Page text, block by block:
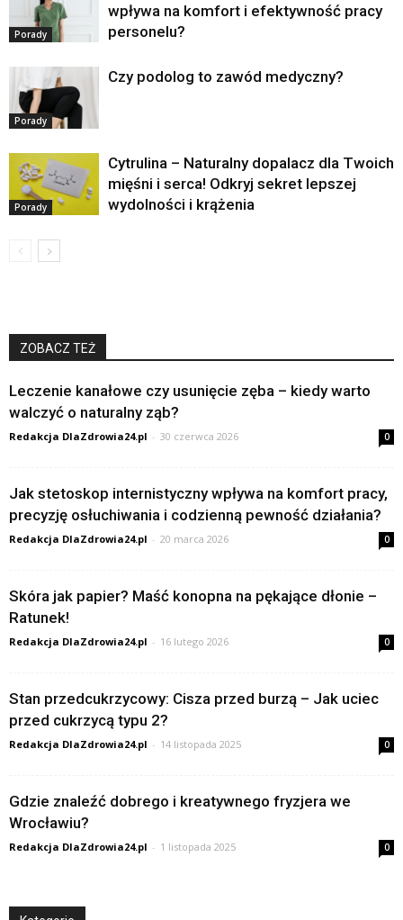
Porady
wpływa na komfort i efektywność pracy
personelu?
Porady
Czy podolog to zawód medyczny?
Porady
Cytrulina – Naturalny dopalacz dla Twoich
mięśni i serca! Odkryj sekret lepszej
wydolności i krążenia
ZOBACZ TEŻ
Leczenie kanałowe czy usunięcie zęba – kiedy warto
walczyć o naturalny ząb?
Redakcja DlaZdrowia24.pl - 30 czerwca 2026 0
Jak stetoskop internistyczny wpływa na komfort pracy,
precyzję osłuchiwania i codzienną pewność działania?
Redakcja DlaZdrowia24.pl - 20 marca 2026 0
Skóra jak papier? Maść konopna na pękające dłonie –
Ratunek!
Redakcja DlaZdrowia24.pl - 16 lutego 2026 0
Stan przedcukrzycowy: Cisza przed burzą – Jak uciec
przed cukrzycą typu 2?
Redakcja DlaZdrowia24.pl - 14 listopada 2025 0
Gdzie znaleźć dobrego i kreatywnego fryzjera we
Wrocławiu?
Redakcja DlaZdrowia24.pl - 1 listopada 2025 0